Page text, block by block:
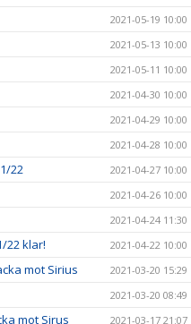
2021-05-19 10:00
2021-05-13 10:00
2021-05-11 10:00
2021-04-30 10:00
2021-04-29 10:00
2021-04-28 10:00
22 2021-04-27 10:00
2021-04-26 10:00
2021-04-24 11:30
22 klar! 2021-04-22 10:00
mot Sirius 2021-03-20 15:29
2021-03-20 08:49
mot Sirus 2021-03-17 21:07